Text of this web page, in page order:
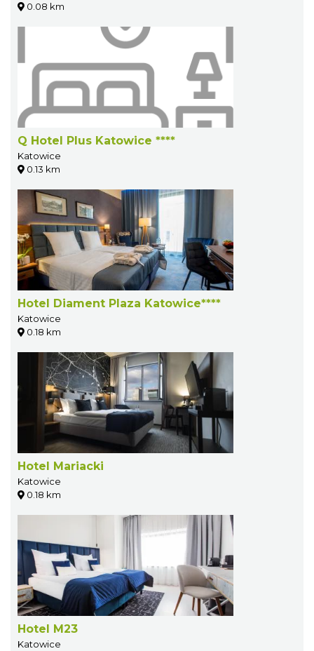
0.08 km
Q Hotel Plus Katowice ****
Katowice
0.13 km
Hotel Diament Plaza Katowice****
Katowice
0.18 km
Hotel Mariacki
Katowice
0.18 km
Hotel M23
Katowice